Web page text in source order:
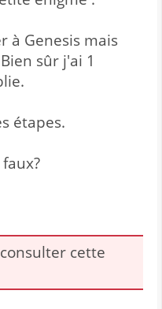
à Genesis mais
sûr j'ai 1
étapes.
cette